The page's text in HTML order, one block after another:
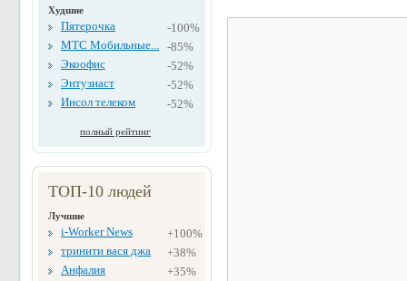
Худшие
Пятерочка
-100%
МТС Мобильные... -85%
Экоофис
-52%
Энтузиаст
-52%
Инсол телеком
-52%
полный рейтинг
ТОП-10 людей
Лучшие
i-Worker News
+100%
тринити вася джа
+38%
Анфалия
+35%